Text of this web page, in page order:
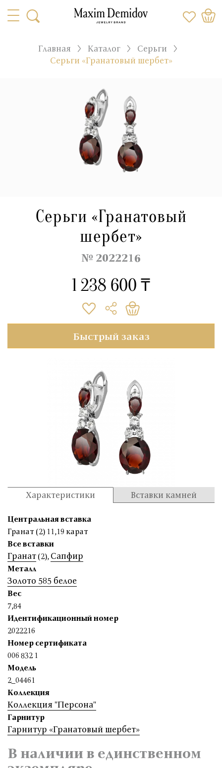
Главная Каталог
Серьги
Серьги «Гранатовый шербет»
Серьги «Гранатовый
шербет»
№ 2022216
1 238 600 ₸
Быстрый заказ
Характеристики Вставки камней
Центральная вставка
Гранат (2) 11,19 карат
Все вставки
Гранат (2), Сапфир
Металл
Золото 585 белое
Вес
7,84
Идентификационный номер
2022216
Номер сертификата
006 832 1
Модель
2_04461
Коллекция
Коллекция "Персона"
Гарнитур
Гарнитур «Гранатовый шербет»
В наличии в единственном